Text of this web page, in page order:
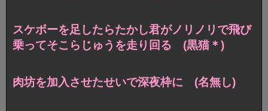
スケボーを足したらたかし君がノリノリで飛び
乗ってそこらじゅうを走り回る (黒猫＊)
肉坊を加入させたせいで深夜枠に (名無し)